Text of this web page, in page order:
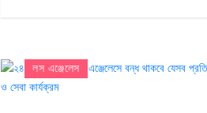
লস এঞ্জেলেস